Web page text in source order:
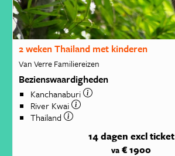
2 weken Thailand met kinderen
Van Verre Familiereizen
Bezienswaardigheden
Kanchanaburi
River Kwai
Thailand
14 dagen excl ticket
va € 1900